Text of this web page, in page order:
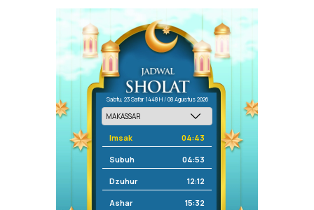
Sabtu, 23 Safar 1448 H / 08 Agustus 2026
Imsak 04:43
Subuh 04:53
Dzuhur 12:12
Ashar 15:32